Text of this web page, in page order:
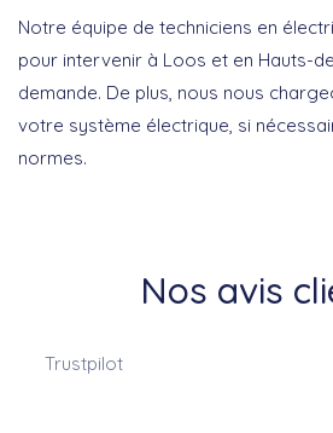
Notre équipe de techniciens en
pour intervenir à Loos et en Hauts-
demande. De plus, nous nous
votre système électrique, si
normes.
Nos avis
Trustpilot